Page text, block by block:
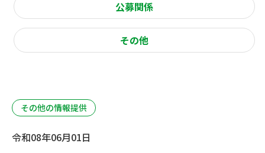
公募関係
その他
その他の情報提供
令和08年06月01日